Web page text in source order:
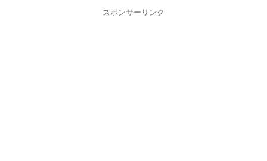
スポンサーリンク